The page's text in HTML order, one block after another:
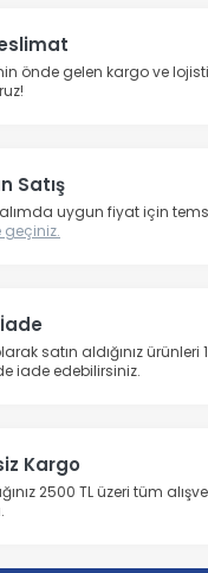
önde gelen kargo ve
Satış
uygun fiyat için
geçiniz.
satın aldığınız ürünleri
iade edebilirsiniz.
Kargo
2500 TL üzeri tüm